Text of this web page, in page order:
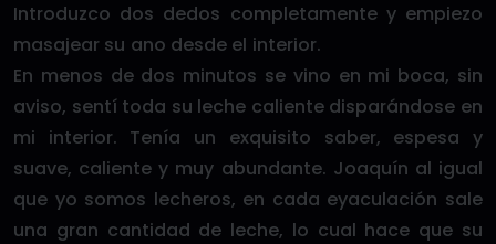
Introduzco dos dedos completamente y empiezo
masajear su ano desde el interior.
En menos de dos minutos se vino en mi boca, sin
aviso, sentí toda su leche caliente disparándose en
mi interior. Tenía un exquisito saber, espesa y
suave, caliente y muy abundante. Joaquín al igual
que yo somos lecheros, en cada eyaculación sale
una gran cantidad de leche, lo cual hace que su